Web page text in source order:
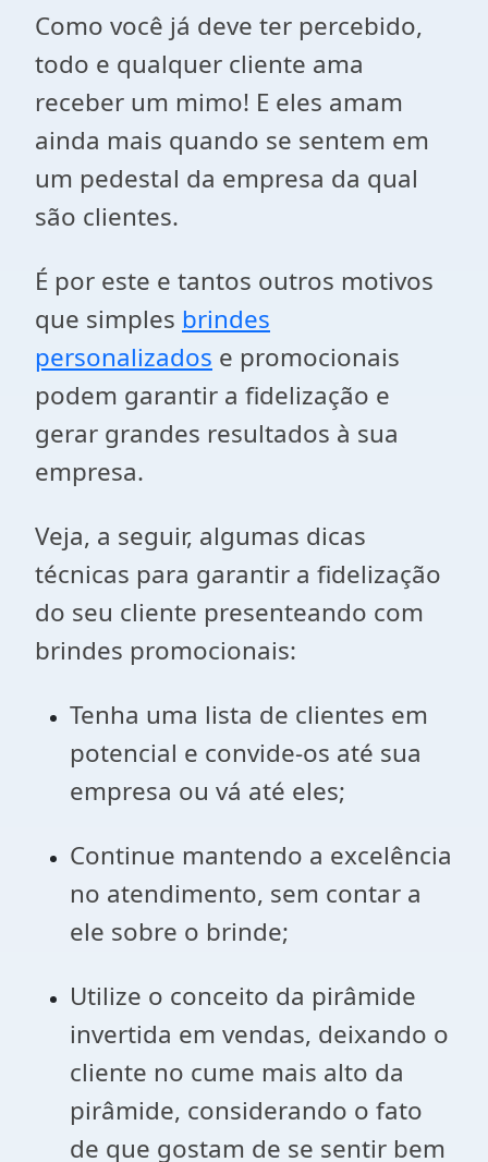
Como você já deve ter percebido,
todo e qualquer cliente ama
receber um mimo! E eles amam
ainda mais quando se sentem em
um pedestal da empresa da qual
são clientes.
É por este e tantos outros motivos
que simples brindes
personalizados e promocionais
podem garantir a fidelização e
gerar grandes resultados à sua
empresa.
Veja, a seguir, algumas dicas
técnicas para garantir a fidelização
do seu cliente presenteando com
brindes promocionais:
Tenha uma lista de clientes em
potencial e convide-os até sua
empresa ou vá até eles;
Continue mantendo a excelência
no atendimento, sem contar a
ele sobre o brinde;
Utilize o conceito da pirâmide
invertida em vendas, deixando o
cliente no cume mais alto da
pirâmide, considerando o fato
de que gostam de se sentir bem